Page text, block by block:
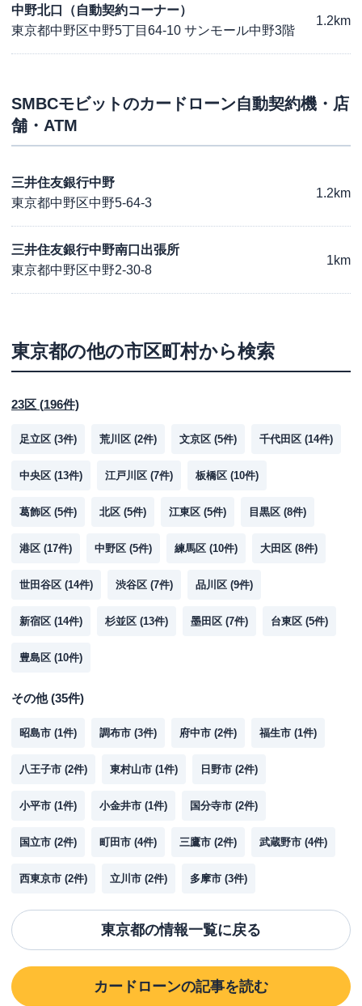
中野北口（自動契約コーナー）
東京都中野区中野5丁目64-10 サンモール中野3階
1.2km
SMBCモビットのカードローン自動契約機・店
舗・ATM
三井住友銀行中野
東京都中野区中野5-64-3
1.2km
三井住友銀行中野南口出張所
東京都中野区中野2-30-8
1km
東京都の他の市区町村から検索
23区 (196件)
足立区 (3件) 荒川区 (2件) 文京区 (5件) 千代田区 (14件)
中央区 (13件) 江戸川区 (7件) 板橋区 (10件)
葛飾区 (5件) 北区 (5件) 江東区 (5件) 目黒区 (8件)
港区 (17件) 中野区 (5件) 練馬区 (10件) 大田区 (8件)
世田谷区 (14件) 渋谷区 (7件) 品川区 (9件)
新宿区 (14件) 杉並区 (13件) 墨田区 (7件) 台東区 (5件)
豊島区 (10件)
その他(35件)
昭島市 (1件) 調布市 (3件) 府中市 (2件) 福生市 (1件)
八王子市 (2件) 東村山市 (1件) 日野市 (2件)
小平市 (1件) 小金井市 (1件) 国分寺市 (2件)
国立市 (2件) 町田市 (4件) 三鷹市 (2件) 武蔵野市 (4件)
西東京市 (2件) 立川市 (2件) 多摩市 (3件)
東京都の情報一覧に戻る
カードローンの記事を読む